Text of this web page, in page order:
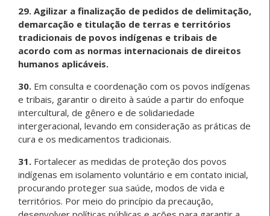
29. Agilizar a finalização de pedidos de delimitação,
demarcação e titulação de terras e territórios
tradicionais de povos indígenas e tribais de
acordo com as normas internacionais de direitos
humanos aplicáveis.
30. Em consulta e coordenação com os povos indígenas
e tribais, garantir o direito à saúde a partir do enfoque
intercultural, de gênero e de solidariedade
intergeracional, levando em consideração as práticas de
cura e os medicamentos tradicionais.
31. Fortalecer as medidas de proteção dos povos
indígenas em isolamento voluntário e em contato inicial,
procurando proteger sua saúde, modos de vida e
territórios. Por meio do princípio da precaução,